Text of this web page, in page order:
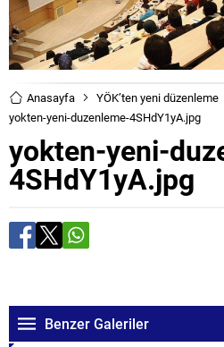
Anasayfa
YÖK’ten yeni düzenleme
yokten-yeni-duzenleme-4SHdY1yA.jpg
yokten-yeni-
4SHdY1yA.jpg
Benzer Galeriler